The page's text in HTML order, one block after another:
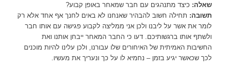
שאלה: כיצד מתנהגים עם חבר שמאחר באופן קבוע?
תשובה: תחילה חשוב להבהיר שאנחנו לא באים לחנך אף אחד אלא רק
לומר את אשר על ליבנו ולכן אני ממליצה לקבוע פגישה עם אותו חבר
ולשתף אותו ברגשותיכם. דעו כי החבר המאחר ייבחן אותנו ואת
החשיבות האמיתית של האיחורים שלו עבורנו, ולכן עלינו להיות מוכנים
לכך שכאשר יגיע בזמן – נחמיא לו על כך ונעריך את מעשיו.